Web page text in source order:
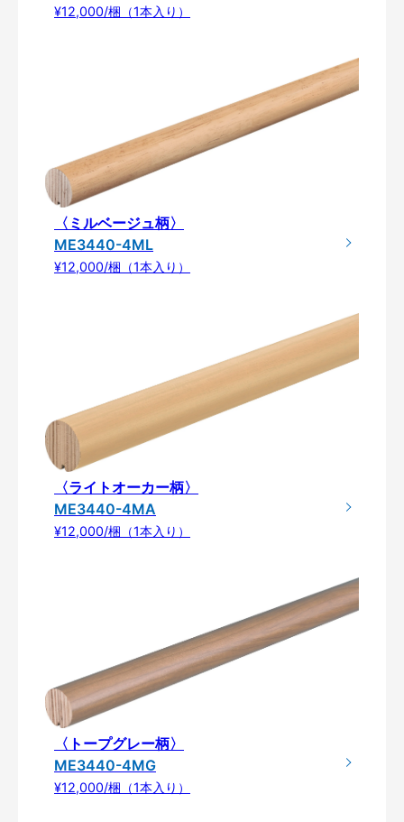
¥12,000/梱（1本入り）
〈ミルベージュ柄〉
ME3440-4ML
¥12,000/梱（1本入り）
〈ライトオーカー柄〉
ME3440-4MA
¥12,000/梱（1本入り）
〈トープグレー柄〉
ME3440-4MG
¥12,000/梱（1本入り）